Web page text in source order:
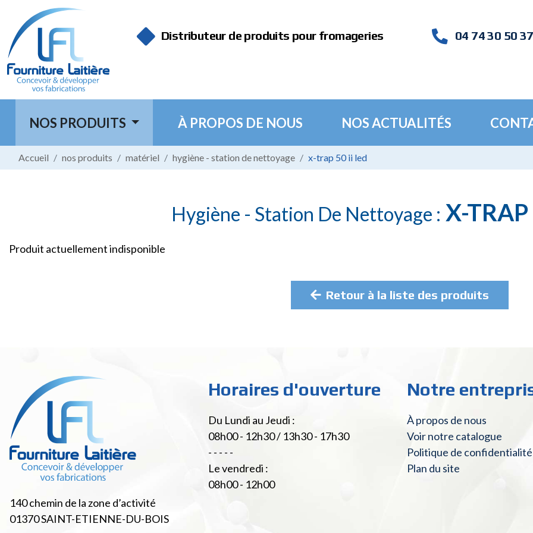
Distributeur de produits pour fromageries 04 74 30 50 37
NOS PRODUITS À PROPOS DE NOUS NOS ACTUALITÉS
Accueil nos produits matériel hygiène - station de nettoyage x-trap 50 ii led
Hygiène - Station De Nettoyage : X-
Produit actuellement indisponible
Retour à la liste des produits
140 chemin de la zone d’activité
01370SAINT-ETIENNE-DU-BOIS
Horaires d'ouverture
Du Lundi au Jeudi :
08h00 - 12h30 / 13h30 - 17h30
- - - - -
Le vendredi :
08h00 - 12h00
Notre
À propos de nous
Voir notre catalogue
Politique de confidentialité
Plan du site
Panneau de gestion des cookies